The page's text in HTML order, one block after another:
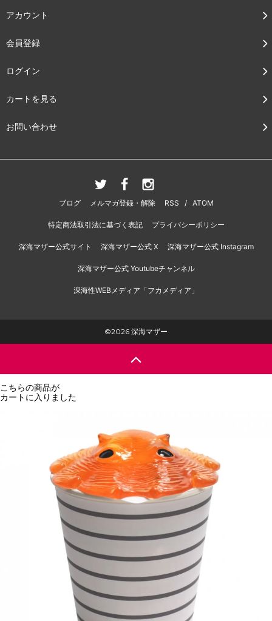
アカウント
会員登録
ログイン
カートを見る
お問い合わせ
ブログ メルマガ登録・解除 RSS / ATOM
特定商法取引法に基づく表記 プライバシーポリシー
深海マザー公式サイト 深海マザー公式 X 深海マザー公式 Instagram
深海マザー公式 Youtubeチャンネル
深海性WEBメディア「フカメディア」
©2026 深海マザー
こちらの商品が
カートに入りました